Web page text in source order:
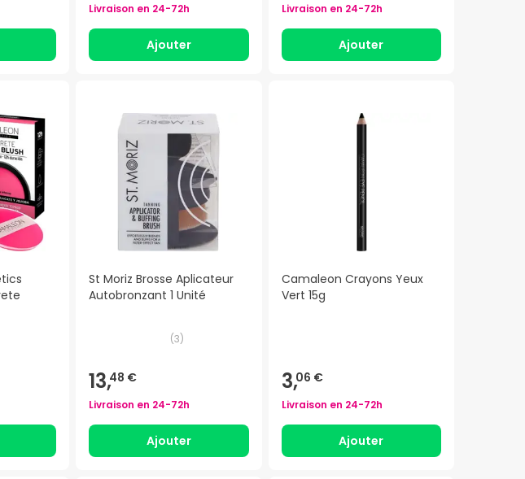
Livraison en 24-72h
Ajouter
Livraison en 24-72h
Ajouter
St Moriz Brosse Aplicateur
Autobronzant 1 Unité
(3)
13,48 €
Livraison en 24-72h
Ajouter
Camaleon Crayons Yeux
Vert 15g
3,06 €
Livraison en 24-72h
Ajouter